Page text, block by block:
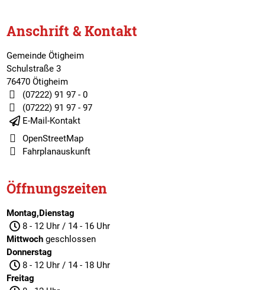
Anschrift & Kontakt
Gemeinde Ötigheim
Schulstraße 3
76470 Ötigheim
(07222) 91 97 - 0
(07222) 91 97 - 97
E-Mail-Kontakt
OpenStreetMap
Fahrplanauskunft
Öffnungszeiten
Montag,Dienstag
8 - 12 Uhr / 14 - 16 Uhr
Mittwochgeschlossen
Donnerstag
8 - 12 Uhr / 14 - 18 Uhr
Freitag